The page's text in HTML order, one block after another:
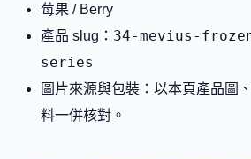
莓果 / Berry
產品 slug： 34-mevius-
series
圖片來源與包裝：以本頁產品圖
料一併核對。